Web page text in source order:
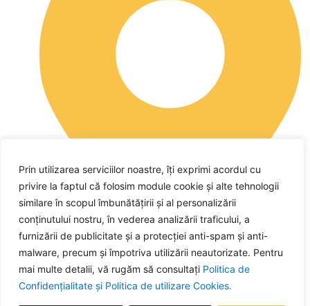
Prin utilizarea serviciilor noastre, îți exprimi acordul cu
privire la faptul că folosim module cookie și alte tehnologii
similare în scopul îmbunătățirii și al personalizării
conținutului nostru, în vederea analizării traficului, a
furnizării de publicitate și a protecției anti-spam și anti-
malware, precum și împotriva utilizării neautorizate. Pentru
mai multe detalii, vă rugăm să consultați Politica de
Confidențialitate și Politica de utilizare Cookies.
str. Tudor Archezi, nr. 2, loc. Pitești, jud. Argeș